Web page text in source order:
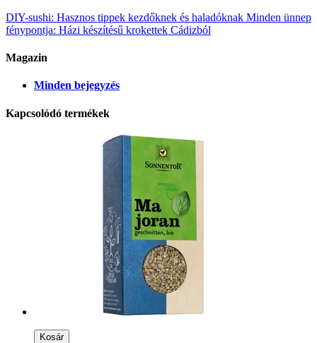
DIY-sushi: Hasznos tippek kezdőknek és haladóknak Minden ünnep
fénypontja: Házi készítésű krokettek Cádizból
Magazin
Minden bejegyzés
Kapcsolódó termékek
Kosár